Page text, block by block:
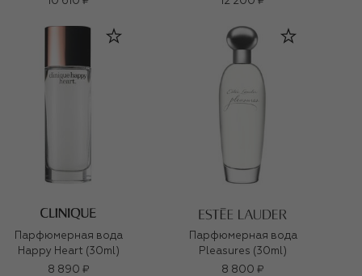
Парфюмерная вода
Happy Heart (30ml)
8 890 ₽
Парфюмерная вода
Pleasures (30ml)
8 800 ₽